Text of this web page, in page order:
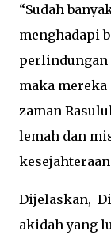
“Sudah
menghadapi
perlindungan
maka
zaman
lemah dan
Dijelaskan,
akidah yang